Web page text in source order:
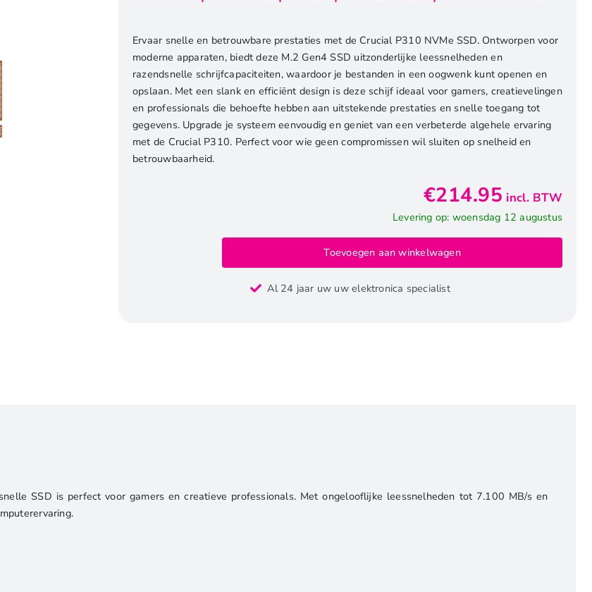
Ervaar snelle en betrouwbare prestaties met de Crucial P310 NVMe SSD. Ontworpen voor
moderne apparaten, biedt deze M.2 Gen4 SSD uitzonderlijke leessnelheden en
razendsnelle schrijfcapaciteiten, waardoor je bestanden in een oogwenk kunt openen en
opslaan. Met een slank en efficiënt design is deze schijf ideaal voor gamers, creatievelingen
en professionals die behoefte hebben aan uitstekende prestaties en snelle toegang tot
gegevens. Upgrade je systeem eenvoudig en geniet van een verbeterde algehele ervaring
met de Crucial P310. Perfect voor wie geen compromissen wil sluiten op snelheid en
betrouwbaarheid.
€214.95 incl. BTW
Levering op: woensdag 12 augustus
6.000
Toevoegen aan winkelwagen
Al 24 jaar uw uw elektronica specialist
SSD is perfect voor gamers en creatieve professionals. Met ongelooflijke leessnelheden tot 7.100 MB/s en